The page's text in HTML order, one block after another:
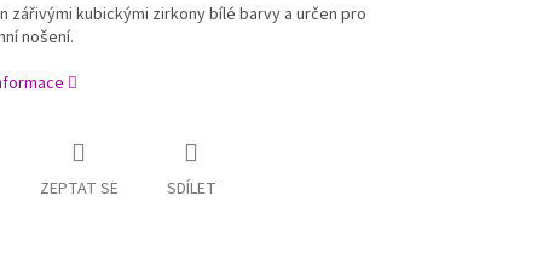
zářivými kubickými zirkony bílé barvy a určen pro
nošení.
ZEPTAT SE SDÍLET